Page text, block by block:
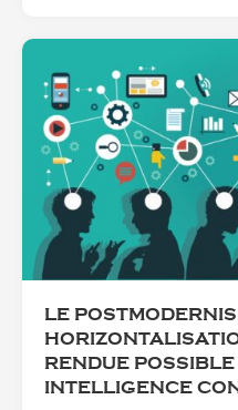
LE
RENDUE
INTELLIGENCE